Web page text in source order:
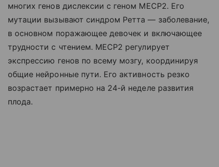
многих генов дислексии с геном MECP2. Его
мутации вызывают синдром Ретта — заболевание,
в основном поражающее девочек и включающее
трудности с чтением. MECP2 регулирует
экспрессию генов по всему мозгу, координируя
общие нейронные пути. Его активность резко
возрастает примерно на 24-й неделе развития
плода.